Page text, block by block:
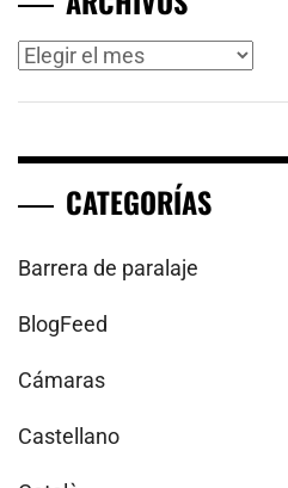
Archivos
CATEGORÍAS
Barrera de paralaje
BlogFeed
Cámaras
Castellano